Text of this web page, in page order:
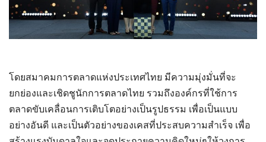
โดยสมาคมการตลาดแห่งประเทศไทย มีความมุ่งมั่นที่จะ
ยกย่องและเชิดชูนักการตลาดไทย รวมถึงองค์กรที่ใช้การ
ตลาดขับเคลื่อนการเติบโตอย่างเป็นรูปธรรม เพื่อเป็นแบบ
อย่างอันดี และเป็นตัวอย่างของเคสที่ประสบความสำเร็จ เพื่อ